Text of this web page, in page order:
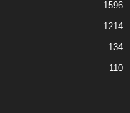
1596
1214
134
110